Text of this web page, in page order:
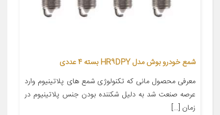
شمع خودرو بوش مدل HR9DPY بسته 4 عددی
معرفی محصول مانی که تکنولوژی شمع های پلاتینیوم وارد
عرصه صنعت شد به دلیل شکننده بودن جنس پلاتینیوم در
زمان […]